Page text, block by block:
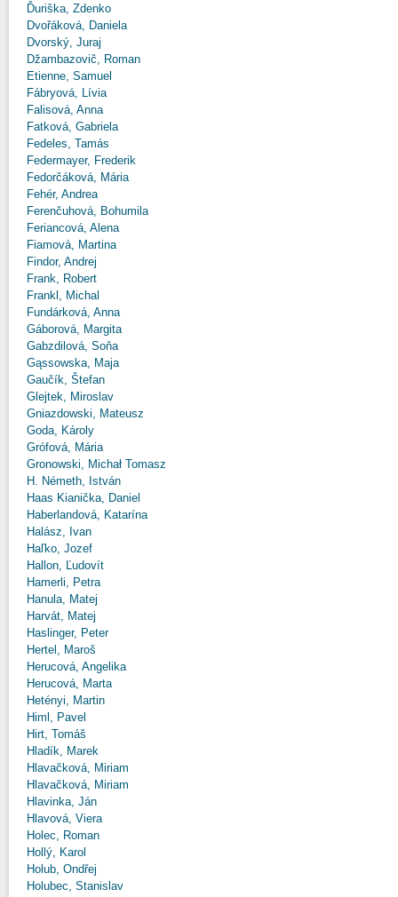
Ďuriška, Zdenko
Dvořáková, Daniela
Dvorský, Juraj
Džambazovič, Roman
Etienne, Samuel
Fábryová, Lívia
Falisová, Anna
Fatková, Gabriela
Fedeles, Tamás
Federmayer, Frederik
Fedorčáková, Mária
Fehér, Andrea
Ferenčuhová, Bohumila
Feriancová, Alena
Fiamová, Martina
Findor, Andrej
Frank, Robert
Frankl, Michal
Fundárková, Anna
Gáborová, Margita
Gabzdilová, Soňa
Gąssowska, Maja
Gaučík, Štefan
Glejtek, Miroslav
Gniazdowski, Mateusz
Goda, Károly
Grófová, Mária
Gronowski, Michał Tomasz
H. Németh, István
Haas Kianička, Daniel
Haberlandová, Katarína
Halász, Ivan
Haľko, Jozef
Hallon, Ľudovít
Hamerli, Petra
Hanula, Matej
Harvát, Matej
Haslinger, Peter
Hertel, Maroš
Herucová, Angelika
Herucová, Marta
Hetényi, Martin
Himl, Pavel
Hirt, Tomáš
Hladík, Marek
Hlavačková, Miriam
Hlavačková, Miriam
Hlavinka, Ján
Hlavová, Viera
Holec, Roman
Hollý, Karol
Holub, Ondřej
Holubec, Stanislav